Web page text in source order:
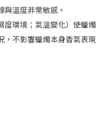
溫度非常敏感。
度環境；氣溫變化）使蠟燭
，不影響蠟燭本身香氣表現